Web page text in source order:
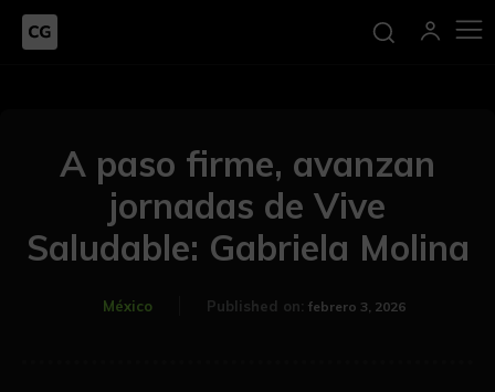
A paso firme, avanzan
jornadas de Vive
Saludable: Gabriela Molina
México Published on: febrero 3, 2026